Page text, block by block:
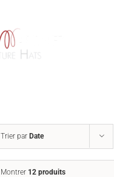
Trier par Date
Montrer 12 produits